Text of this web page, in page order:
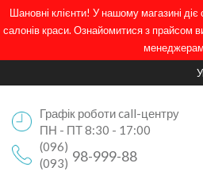
Шановні клієнти! У нашому магазині
салонів краси. Ознайомитися з прайсом
Графік роботи call-центру
ПН - ПТ 8:30 - 17:00
(096)
98-999-88
(093)